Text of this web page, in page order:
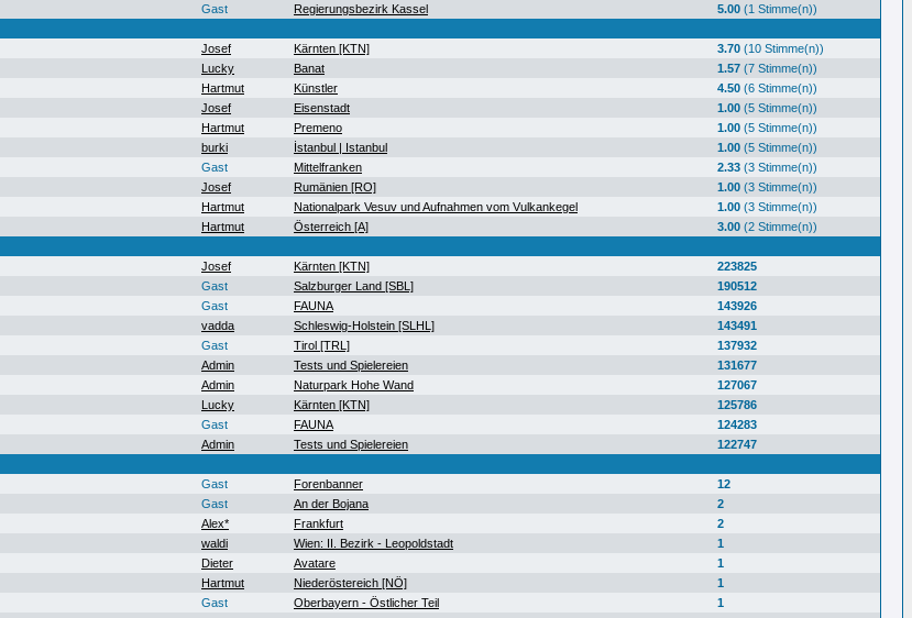
Gast Regierungsbezirk Kassel 5.00 (1 Stimme(n))
Josef Kärnten [KTN] 3.70 (10 Stimme(n))
Lucky Banat 1.57 (7 Stimme(n))
Hartmut Künstler 4.50 (6 Stimme(n))
Josef Eisenstadt 1.00 (5 Stimme(n))
Hartmut Premeno 1.00 (5 Stimme(n))
burki İstanbul | Istanbul 1.00 (5 Stimme(n))
Gast Mittelfranken 2.33 (3 Stimme(n))
Josef Rumänien [RO] 1.00 (3 Stimme(n))
Hartmut Nationalpark Vesuv und Aufnahmen vom Vulkankegel 1.00 (3 Stimme(n))
Hartmut Österreich [A] 3.00 (2 Stimme(n))
Josef Kärnten [KTN]
223825
Gast Salzburger Land [SBL]
190512
Gast FAUNA
143926
vadda Schleswig-Holstein [SLHL]
143491
Gast Tirol [TRL]
137932
Admin Tests und Spielereien
131677
Admin Naturpark Hohe Wand
127067
Lucky Kärnten [KTN]
125786
Gast FAUNA
124283
Admin Tests und Spielereien
122747
Gast Forenbanner
12
Gast An der Bojana
2
Alex* Frankfurt
2
waldi Wien: II. Bezirk - Leopoldstadt
1
Dieter Avatare
1
Hartmut Niederöstereich [NÖ]
1
Gast Oberbayern - Östlicher Teil
1